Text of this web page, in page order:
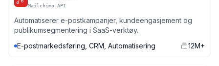
Mailchimp API
Automatiserer e-postkampanjer, kundeengasjement og
publikumsegmentering i SaaS-verktøy.
E-postmarkedsføring, CRM, Automatisering
12M+